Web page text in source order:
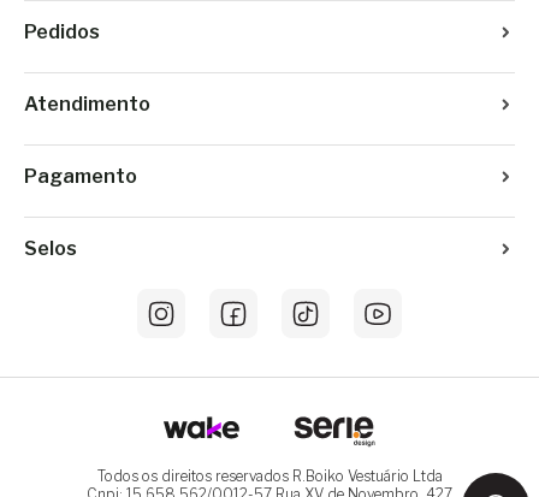
Pedidos
Atendimento
Pagamento
Selos
Todos os direitos reservados R.Boiko Vestuário Ltda